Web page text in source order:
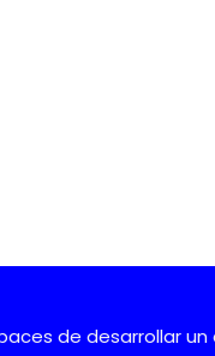
de desarrollar